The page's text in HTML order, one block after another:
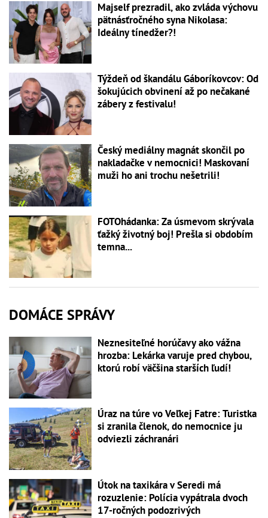
Majself prezradil, ako zvláda výchovu
pätnásťročného syna Nikolasa:
Ideálny tínedžer?!
Týždeň od škandálu Gáboríkovcov: Od
šokujúcich obvinení až po nečakané
zábery z festivalu!
Český mediálny magnát skončil po
nakladačke v nemocnici! Maskovaní
muži ho ani trochu nešetrili!
FOTOhádanka: Za úsmevom skrývala
ťažký životný boj! Prešla si obdobím
temna...
DOMÁCE SPRÁVY
Neznesiteľné horúčavy ako vážna
hrozba: Lekárka varuje pred chybou,
ktorú robí väčšina starších ľudí!
Úraz na túre vo Veľkej Fatre: Turistka
si zranila členok, do nemocnice ju
odviezli záchranári
Útok na taxikára v Seredi má
rozuzlenie: Polícia vypátrala dvoch
17-ročných podozrivých